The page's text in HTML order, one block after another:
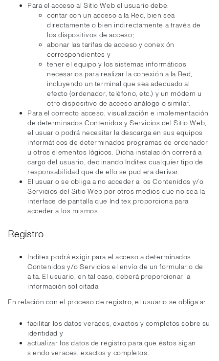
Para el acceso al Sitio Web el usuario debe:
contar con un acceso a la Red, bien sea
directamente o bien indirectamente a través de
los dispositivos de acceso;
abonar las tarifas de acceso y conexión
correspondientes y
tener el equipo y los sistemas informáticos
necesarios para realizar la conexión a la Red,
incluyendo un terminal que sea adecuado al
efecto (ordenador, teléfono, etc.) y un módem u
otro dispositivo de acceso análogo o similar.
Para el correcto acceso, visualización e implementación
de determinados Contenidos y Servicios del Sitio Web,
el usuario podrá necesitar la descarga en sus equipos
informáticos de determinados programas de ordenador
u otros elementos lógicos. Dicha instalación correrá a
cargo del usuario, declinando Inditex cualquier tipo de
responsabilidad que de ello se pudiera derivar.
El usuario se obliga a no acceder a los Contenidos y/o
Servicios del Sitio Web por otros medios que no sea la
interface de pantalla que Inditex proporciona para
acceder a los mismos.
Registro
Inditex podrá exigir para el acceso a determinados
Contenidos y/o Servicios el envío de un formulario de
alta. El usuario, en tal caso, deberá proporcionar la
información solicitada.
En relación con el proceso de registro, el usuario se obliga a:
facilitar los datos veraces, exactos y completos sobre su
identidad y
actualizar los datos de registro para que éstos sigan
siendo veraces, exactos y completos.